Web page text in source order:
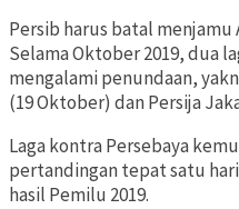
Persib harus batal menjamu
Selama Oktober 2019, dua
mengalami penundaan,
(19 Oktober) dan Persija
Laga kontra Persebaya
pertandingan tepat satu
hasil Pemilu 2019.